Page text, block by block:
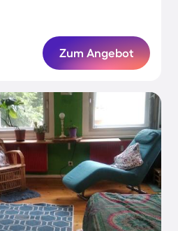
Zum Angebot